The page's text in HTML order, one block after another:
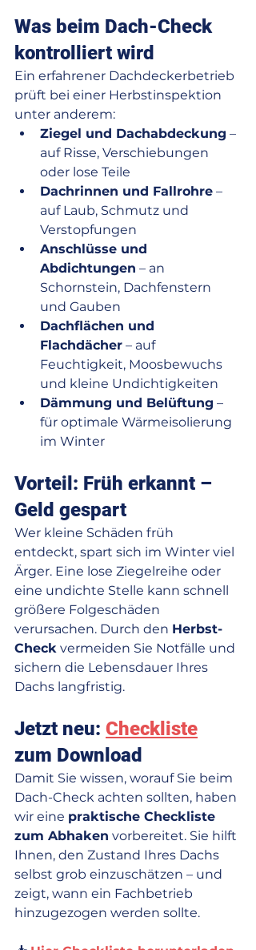
Was beim Dach-Check
kontrolliert wird
Ein erfahrener Dachdeckerbetrieb
prüft bei einer Herbstinspektion
unter anderem:
Ziegel und Dachabdeckung –
auf Risse, Verschiebungen
oder lose Teile
Dachrinnen und Fallrohre –
auf Laub, Schmutz und
Verstopfungen
Anschlüsse und
Abdichtungen – an
Schornstein, Dachfenstern
und Gauben
Dachflächen und
Flachdächer – auf
Feuchtigkeit, Moosbewuchs
und kleine Undichtigkeiten
Dämmung und Belüftung –
für optimale Wärmeisolierung
im Winter
Vorteil: Früh erkannt –
Geld gespart
Wer kleine Schäden früh
entdeckt, spart sich im Winter viel
Ärger. Eine lose Ziegelreihe oder
eine undichte Stelle kann schnell
größere Folgeschäden
verursachen. Durch den Herbst-
Check vermeiden Sie Notfälle und
sichern die Lebensdauer Ihres
Dachs langfristig.
Jetzt neu: Checkliste
zum Download
Damit Sie wissen, worauf Sie beim
Dach-Check achten sollten, haben
wir eine praktische Checkliste
zum Abhaken vorbereitet. Sie hilft
Ihnen, den Zustand Ihres Dachs
selbst grob einzuschätzen – und
zeigt, wann ein Fachbetrieb
hinzugezogen werden sollte.